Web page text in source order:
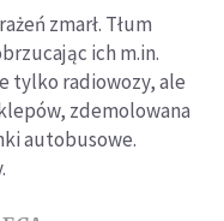
zmarł. Tłum
ich m.in.
tylko radiowozy, ale
zdemolowana
autobusowe.